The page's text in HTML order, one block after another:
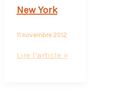
New York
11 novembre 2012
Trois
Lire l’article »